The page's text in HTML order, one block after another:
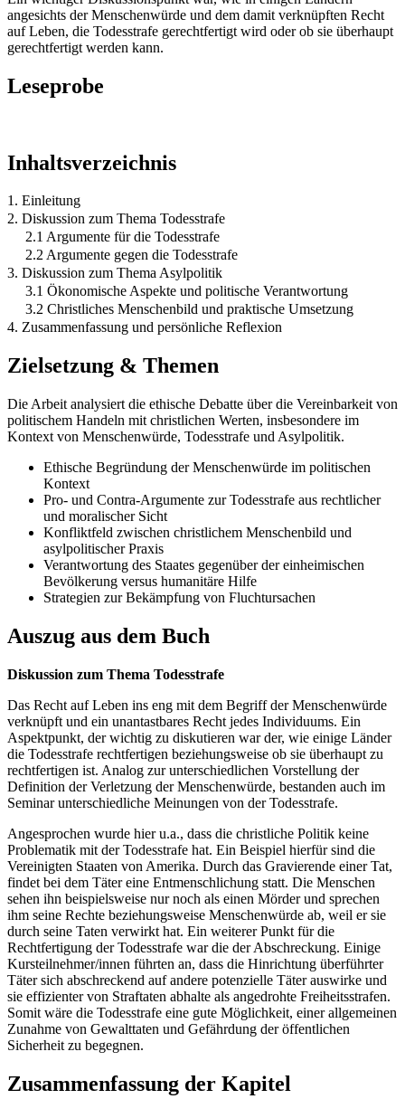
angesichts der Menschenwürde und dem damit verknüpften Recht
auf Leben, die Todesstrafe gerechtfertigt wird oder ob sie überhaupt
gerechtfertigt werden kann.
Leseprobe
Inhaltsverzeichnis
1. Einleitung
2. Diskussion zum Thema Todesstrafe
2.1 Argumente für die Todesstrafe
2.2 Argumente gegen die Todesstrafe
3. Diskussion zum Thema Asylpolitik
3.1 Ökonomische Aspekte und politische Verantwortung
3.2 Christliches Menschenbild und praktische Umsetzung
4. Zusammenfassung und persönliche Reflexion
Zielsetzung & Themen
Die Arbeit analysiert die ethische Debatte über die Vereinbarkeit von
politischem Handeln mit christlichen Werten, insbesondere im
Kontext von Menschenwürde, Todesstrafe und Asylpolitik.
Ethische Begründung der Menschenwürde im politischen
Kontext
Pro- und Contra-Argumente zur Todesstrafe aus rechtlicher
und moralischer Sicht
Konfliktfeld zwischen christlichem Menschenbild und
asylpolitischer Praxis
Verantwortung des Staates gegenüber der einheimischen
Bevölkerung versus humanitäre Hilfe
Strategien zur Bekämpfung von Fluchtursachen
Auszug aus dem Buch
Diskussion zum Thema Todesstrafe
Das Recht auf Leben ins eng mit dem Begriff der Menschenwürde
verknüpft und ein unantastbares Recht jedes Individuums. Ein
Aspektpunkt, der wichtig zu diskutieren war der, wie einige Länder
die Todesstrafe rechtfertigen beziehungsweise ob sie überhaupt zu
rechtfertigen ist. Analog zur unterschiedlichen Vorstellung der
Definition der Verletzung der Menschenwürde, bestanden auch im
Seminar unterschiedliche Meinungen von der Todesstrafe.
Angesprochen wurde hier u.a., dass die christliche Politik keine
Problematik mit der Todesstrafe hat. Ein Beispiel hierfür sind die
Vereinigten Staaten von Amerika. Durch das Gravierende einer Tat,
findet bei dem Täter eine Entmenschlichung statt. Die Menschen
sehen ihn beispielsweise nur noch als einen Mörder und sprechen
ihm seine Rechte beziehungsweise Menschenwürde ab, weil er sie
durch seine Taten verwirkt hat. Ein weiterer Punkt für die
Rechtfertigung der Todesstrafe war die der Abschreckung. Einige
Kursteilnehmer/innen führten an, dass die Hinrichtung überführter
Täter sich abschreckend auf andere potenzielle Täter auswirke und
sie effizienter von Straftaten abhalte als angedrohte Freiheitsstrafen.
Somit wäre die Todesstrafe eine gute Möglichkeit, einer allgemeinen
Zunahme von Gewalttaten und Gefährdung der öffentlichen
Sicherheit zu begegnen.
Zusammenfassung der Kapitel